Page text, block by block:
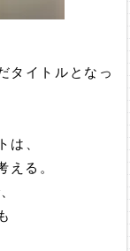
タイトルとなっ
は、
える。